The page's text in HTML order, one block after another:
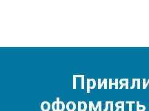
оформлять